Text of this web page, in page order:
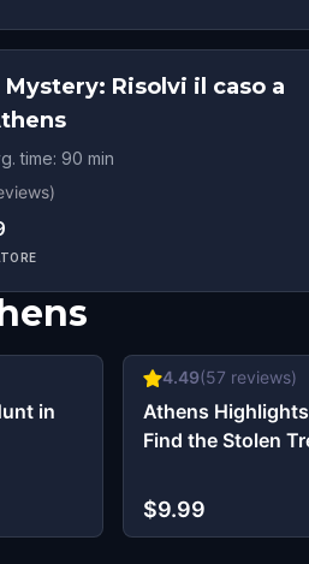
Risolvi il caso a
time: 90 min
in
4.49(57 reviews)
Athens
Find the Stolen
$9.99